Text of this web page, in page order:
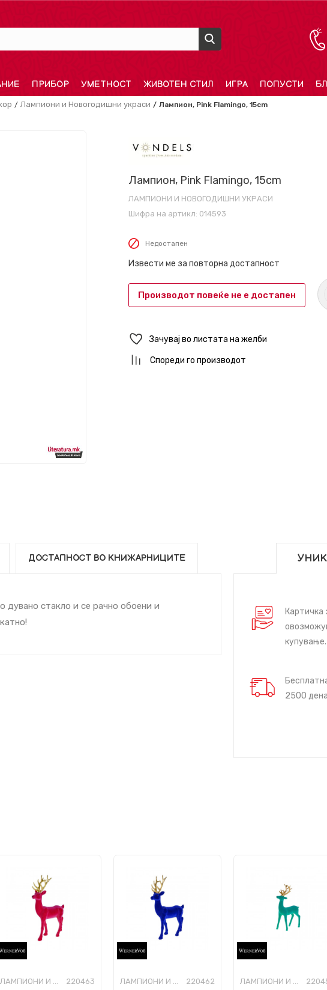
ПРИБОР УМЕТНОСТ ЖИВОТЕН СТИЛ ИГРА ПОПУСТИ
Лампиони и Новогодишни украси Лампион, Pink Flamingo, 15cm
Лампион, Pink Flamingo, 15cm
ЛАМПИОНИ И НОВОГОДИШНИ УКРАСИ
Шифра на артикл: 014593
Недостапен
Извести ме за повторна достапност
Производот повеќе не е достапен
Зачувај во листата на желби
Спореди го производот
ДОСТАПНОСТ ВО КНИЖАРНИЦИТЕ
дувано стакло и се рачно обоени и
Картичка
купување.
2500
ЛАМПИОНИ И НОВОГОДИШНИ УКРАСИ 220463 ЛАМПИОНИ И НОВОГОДИШНИ УКРАСИ 220462 ЛАМПИОНИ И НОВОГОДИШНИ УКРАСИ